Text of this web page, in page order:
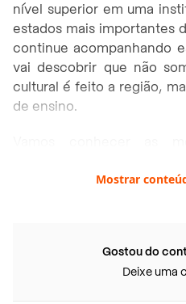
nível superior em uma
estados mais importantes
continue acompanhando
vai descobrir que não
cultural é feito a região,
de ensino.
Universidade Federal
Mostrar
Gostou do
Deixe uma